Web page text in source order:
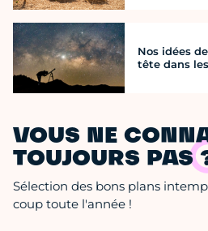
Nos idées
tête dans
VOUS NE
TOUJOURS PAS
Sélection des bons plans
coup toute l'année !